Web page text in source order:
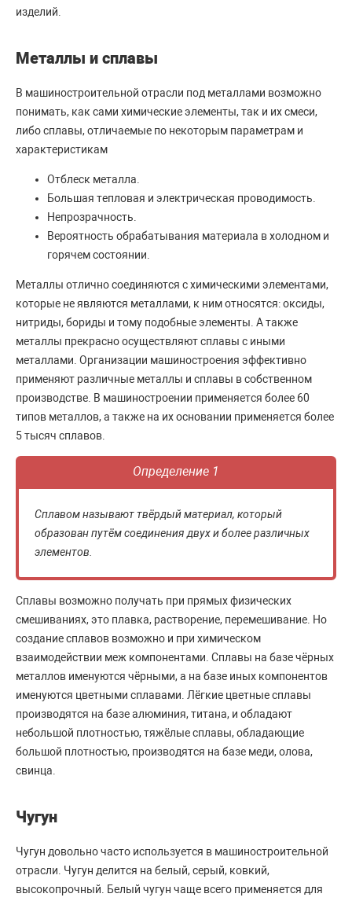
изделий.
Металлы и сплавы
В машиностроительной отрасли под металлами возможно
понимать, как сами химические элементы, так и их смеси,
либо сплавы, отличаемые по некоторым параметрам и
характеристикам
Отблеск металла.
Большая тепловая и электрическая проводимость.
Непрозрачность.
Вероятность обрабатывания материала в холодном и
горячем состоянии.
Металлы отлично соединяются с химическими элементами,
которые не являются металлами, к ним относятся: оксиды,
нитриды, бориды и тому подобные элементы. А также
металлы прекрасно осуществляют сплавы с иными
металлами. Организации машиностроения эффективно
применяют различные металлы и сплавы в собственном
производстве. В машиностроении применяется более 60
типов металлов, а также на их основании применяется более
5 тысяч сплавов.
Определение 1
Сплавом называют твёрдый материал, который
образован путём соединения двух и более различных
элементов.
Сплавы возможно получать при прямых физических
смешиваниях, это плавка, растворение, перемешивание. Но
создание сплавов возможно и при химическом
взаимодействии меж компонентами. Сплавы на базе чёрных
металлов именуются чёрными, а на базе иных компонентов
именуются цветными сплавами. Лёгкие цветные сплавы
производятся на базе алюминия, титана, и обладают
небольшой плотностью, тяжёлые сплавы, обладающие
большой плотностью, производятся на базе меди, олова,
свинца.
Чугун
Чугун довольно часто используется в машиностроительной
отрасли. Чугун делится на белый, серый, ковкий,
высокопрочный. Белый чугун чаще всего применяется для